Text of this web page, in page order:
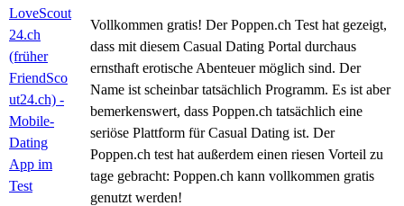
Vollkommen gratis! Der Poppen.ch Test hat gezeigt,
dass mit diesem Casual Dating Portal durchaus
ernsthaft erotische Abenteuer möglich sind. Der
Name ist scheinbar tatsächlich Programm. Es ist aber
bemerkenswert, dass Poppen.ch tatsächlich eine
seriöse Plattform für Casual Dating ist. Der
Poppen.ch test hat außerdem einen riesen Vorteil zu
tage gebracht: Poppen.ch kann vollkommen gratis
genutzt werden!
LoveScout
24.ch
(früher
FriendSco
ut24.ch) -
Mobile-
Dating
App im
Test